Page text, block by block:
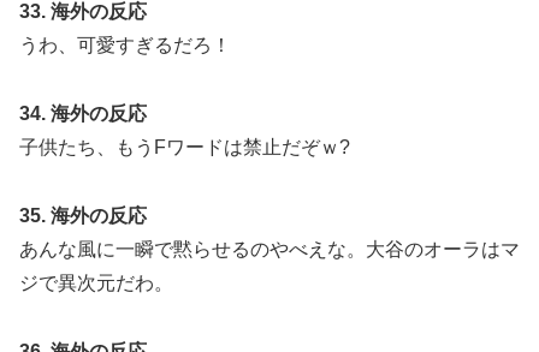
33. 海外の反応
うわ、可愛すぎるだろ！
34. 海外の反応
子供たち、もうFワードは禁止だぞｗ?
35. 海外の反応
あんな風に一瞬で黙らせるのやべえな。大谷のオーラはマ
ジで異次元だわ。